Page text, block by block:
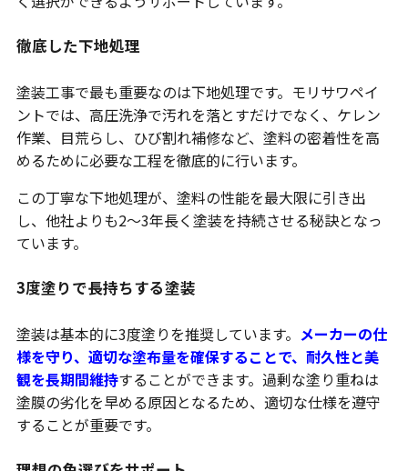
徹底した下地処理
塗装工事で最も重要なのは下地処理です。モリサワペイ
ントでは、高圧洗浄で汚れを落とすだけでなく、ケレン
作業、目荒らし、ひび割れ補修など、塗料の密着性を高
めるために必要な工程を徹底的に行います。
この丁寧な下地処理が、塗料の性能を最大限に引き出
し、他社よりも2〜3年長く塗装を持続させる秘訣となっ
ています。
3度塗りで長持ちする塗装
塗装は基本的に3度塗りを推奨しています。 メーカーの仕
様を守り、適切な塗布量を確保することで、耐久性と美
観を長期間維持することができます。過剰な塗り重ねは
塗膜の劣化を早める原因となるため、適切な仕様を遵守
することが重要です。